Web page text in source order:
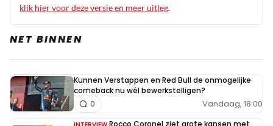
klik hier voor deze versie en meer uitleg.
NET BINNEN
Kunnen Verstappen en Red Bull de onmogelijke
comeback nu wél bewerkstelligen?
Vandaag, 18:00
0
Rocco Coronel ziet grote kansen met